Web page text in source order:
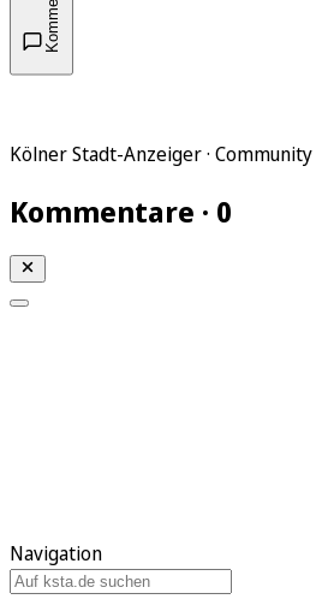
Kölner Stadt-Anzeiger · Community
Kommentare · 0
Navigation